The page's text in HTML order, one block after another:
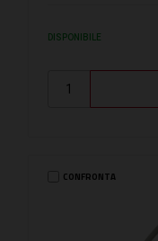
DISPONIBILE
CONFRONTA